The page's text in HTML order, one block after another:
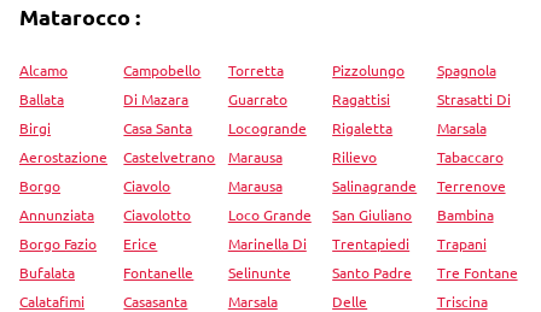
Matarocco :
Alcamo
Ballata
Birgi
Aerostazione
Borgo
Annunziata
Borgo Fazio
Bufalata
Calatafimi
Campobello
Di Mazara
Casa Santa
Castelvetrano
Ciavolo
Ciavolotto
Erice
Fontanelle
Casasanta
Torretta
Guarrato
Locogrande
Marausa
Marausa
Loco Grande
Marinella Di
Selinunte
Marsala
Pizzolungo
Ragattisi
Rigaletta
Rilievo
Salinagrande
San Giuliano
Trentapiedi
Santo Padre
Delle
Spagnola
Strasatti Di
Marsala
Tabaccaro
Terrenove
Bambina
Trapani
Tre Fontane
Triscina